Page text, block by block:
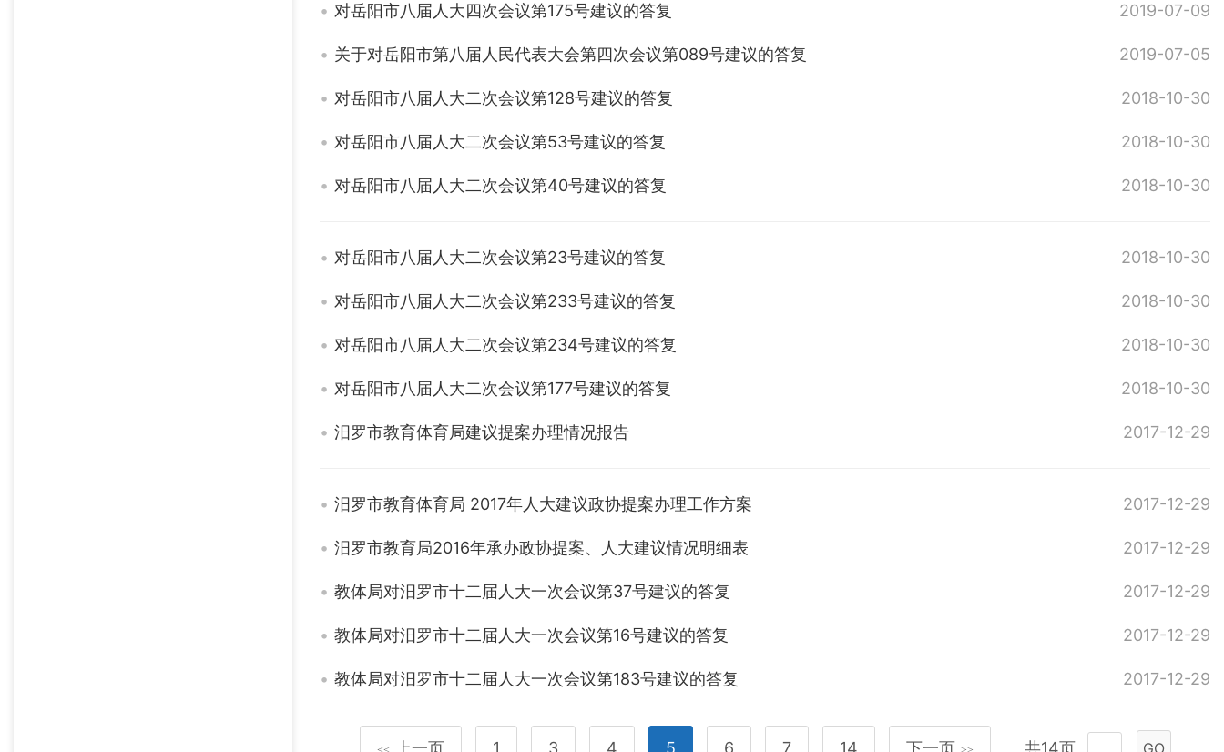
对岳阳市八届人大四次会议第175号建议的答复 2019-07-09
关于对岳阳市第八届人民代表大会第四次会议第089号建议的答复 2019-07-05
对岳阳市八届人大二次会议第128号建议的答复 2018-10-30
对岳阳市八届人大二次会议第53号建议的答复 2018-10-30
对岳阳市八届人大二次会议第40号建议的答复 2018-10-30
对岳阳市八届人大二次会议第23号建议的答复 2018-10-30
对岳阳市八届人大二次会议第233号建议的答复 2018-10-30
对岳阳市八届人大二次会议第234号建议的答复 2018-10-30
对岳阳市八届人大二次会议第177号建议的答复 2018-10-30
汨罗市教育体育局建议提案办理情况报告 2017-12-29
汨罗市教育体育局 2017年人大建议政协提案办理工作方案 2017-12-29
汨罗市教育局2016年承办政协提案、人大建议情况明细表 2017-12-29
教体局对汨罗市十二届人大一次会议第37号建议的答复 2017-12-29
教体局对汨罗市十二届人大一次会议第16号建议的答复 2017-12-29
教体局对汨罗市十二届人大一次会议第183号建议的答复 2017-12-29
上一页 1 3 4 5 6 7 14 下一页 共14页 GO